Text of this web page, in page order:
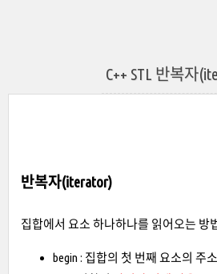
C++ STL 반복자
반복자(iterator)
집합에서 요소 하나하나를 읽어오는 방
begin : 집합의 첫 번째 요소의 주